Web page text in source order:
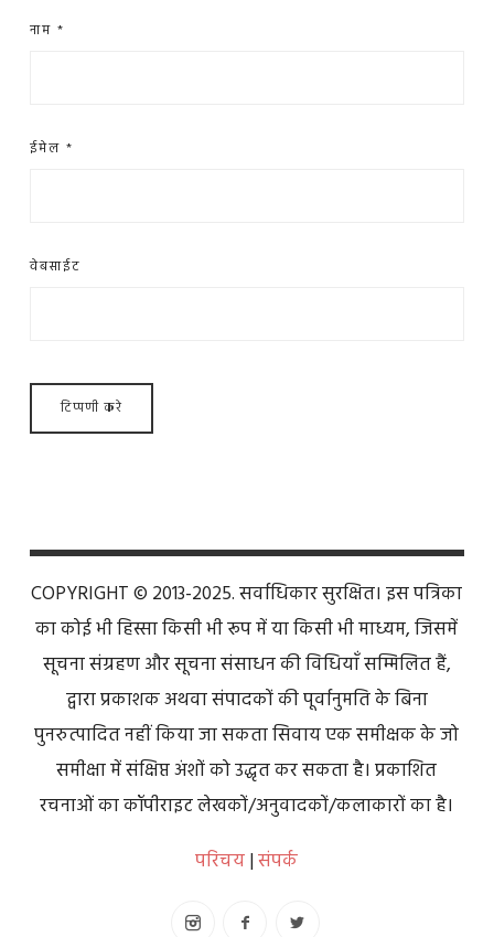
नाम *
ईमेल *
वेबसाईट
COPYRIGHT © 2013-2025. सर्वाधिकार सुरक्षित। इस पत्रिका
का कोई भी हिस्सा किसी भी रूप में या किसी भी माध्यम, जिसमें
सूचना संग्रहण और सूचना संसाधन की विधियाँ सम्मिलित हैं,
द्वारा प्रकाशक अथवा संपादकों की पूर्वानुमति के बिना
पुनरुत्पादित नहीं किया जा सकता सिवाय एक समीक्षक के जो
समीक्षा में संक्षिप्त अंशों को उद्धृत कर सकता है। प्रकाशित
रचनाओं का कॉपीराइट लेखकों/अनुवादकों/कलाकारों का है।
परिचय|संपर्क